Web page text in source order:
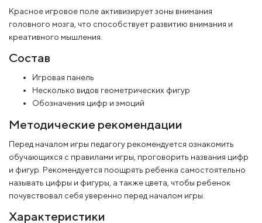
Красное игровое поле активизирует зоны внимания
головного мозга, что способствует развитию внимания и
креативного мышления.
Состав
Игровая панель
Несколько видов геометрических фигур
Обозначения цифр и эмоций
Методические рекомендации
Перед началом игры педагогу рекомендуется ознакомить
обучающихся с правилами игры, проговорить названия цифр
и фигур. Рекомендуется поощрять ребенка самостоятельно
называть цифры и фигуры, а также цвета, чтобы ребенок
почувствовал себя уверенно перед началом игры.
Характеристики